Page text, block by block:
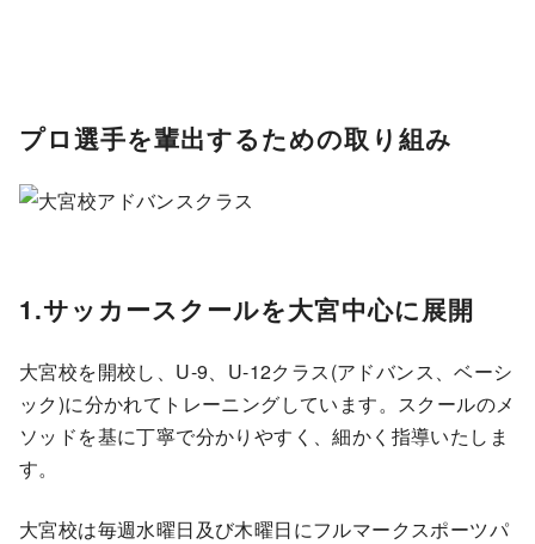
プロ選手を輩出するための取り組み
1.サッカースクールを大宮中心に展開
大宮校を開校し、U-9、U-12クラス(アドバンス、ベーシ
ック)に分かれてトレーニングしています。スクールのメ
ソッドを基に丁寧で分かりやすく、細かく指導いたしま
す。
大宮校は毎週水曜日及び木曜日にフルマークスポーツパ